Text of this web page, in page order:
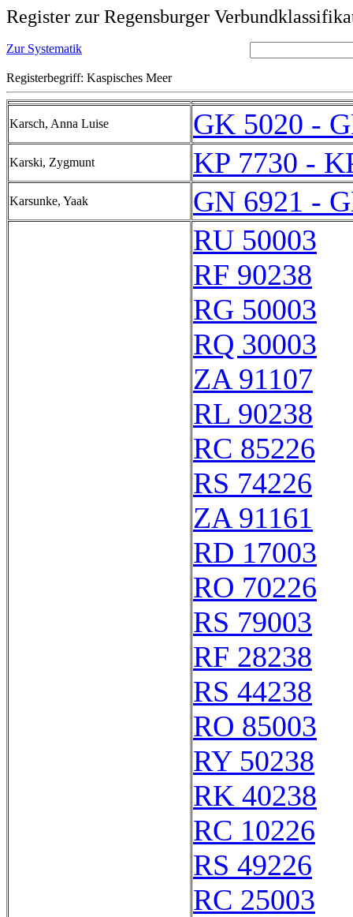
Register zur Regensburger
Zur Systematik
Registerbegriff: Kaspisches Meer
Karsch, Anna Luise GK 5020 -
Karski, Zygmunt KP 7730 -
Karsunke, Yaak
GN 6921 -
RU 50003
RF 90238
RG 50003
RQ 30003
ZA 91107
RL 90238
RC 85226
RS 74226
ZA 91161
RD 17003
RO 70226
RS 79003
RF 28238
RS 44238
RO 85003
RY 50238
RK 40238
RC 10226
RS 49226
RC 25003